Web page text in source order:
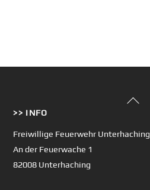
Back
>> INFO
Freiwillige Feuerwehr Unterhaching
An der Feuerwache 1
82008 Unterhaching